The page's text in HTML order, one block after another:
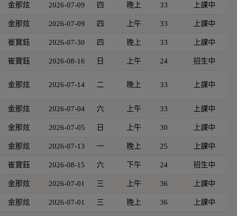
金那炫 2026-07-09 四 晚上 33 上課中
金那炫 2026-07-09 四 上午 33 上課中
崔寶鈺 2026-07-30 四 晚上 33 上課中
崔寶鈺 2026-08-16 日 上午 24 招生中
金那炫 2026-07-14 二 晚上 33 上課中
金那炫 2026-07-04 六 上午 33 上課中
金那炫 2026-07-05 日 上午 30 上課中
金那炫 2026-07-13 一 晚上 25 上課中
崔寶鈺 2026-08-15 六 下午 24 招生中
金那炫 2026-07-01 三 上午 36 上課中
金那炫 2026-07-01 三 晚上 36 上課中